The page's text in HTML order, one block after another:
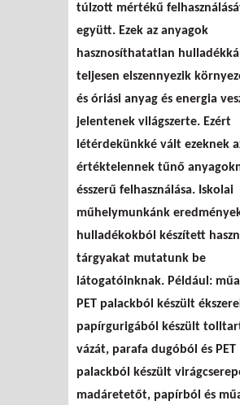
túlzott mértékű
együtt. Ezek az anyagok
hasznosíthatatlan
teljesen elszennyezik
és óriási anyag és energia
jelentenek világszerte. Ezért
létérdekünkké vált ezeknek
értéktelennek tűnő
ésszerű felhasználása. Iskolai
műhelymunkánk
hulladékokból készített
tárgyakat mutatunk be
látogatóinknak. Például:
PET palackból készült
papírgurigából készült
vázát, parafa dugóból és PET
palackból készült
madáretetőt, papírból és